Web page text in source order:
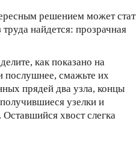
решением может
найдется: прозрачная
как показано на
послушнее, смажьте их
прядей два узла, концы
узелки и
Оставшийся хвост слегка